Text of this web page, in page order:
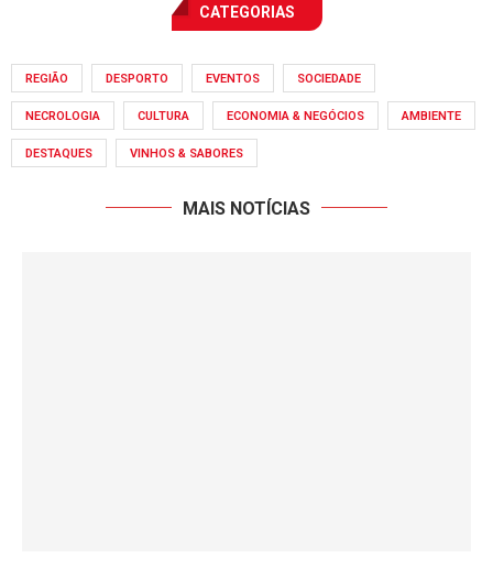
CATEGORIAS
REGIÃO DESPORTO EVENTOS SOCIEDADE
NECROLOGIA CULTURA ECONOMIA & NEGÓCIOS AMBIENTE
DESTAQUES VINHOS & SABORES
MAIS NOTÍCIAS